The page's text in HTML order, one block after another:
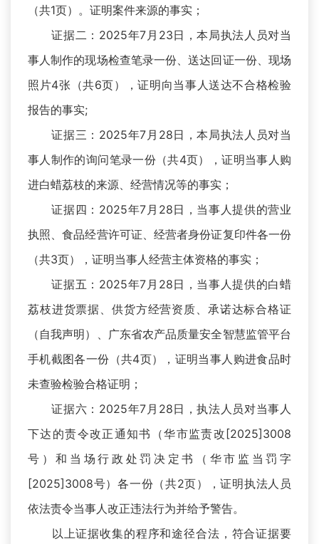
（共1页）。证明案件来源的事实；
证据二：2025年7月23日，本局执法人员对当
事人制作的现场检查笔录一份、送达回证一份、现场
照片4张（共6页），证明向当事人送达不合格检验
报告的事实;
证据三：2025年7月28日，本局执法人员对当
事人制作的询问笔录一份（共4页），证明当事人购
进白蜡荔枝的来源、经营情况等的事实；
证据四：2025年7月28日，当事人提供的营业
执照、食品经营许可证、经营者身份证复印件各一份
（共3页），证明当事人经营主体资格的事实；
证据五：2025年7月28日，当事人提供的白蜡
荔枝进货票据、供货方经营资质、承诺达标合格证
（自我声明）、广东省农产品质量安全智慧监管平台
手机截图各一份（共4页），证明当事人购进食品时
未查验检验合格证明；
证据六：2025年7月28日，执法人员对当事人
下达的责令改正通知书（华市监责改[2025]3008
号）和当场行政处罚决定书（华市监当罚字
[2025]3008号）各一份（共2页），证明执法人员
依法责令当事人改正违法行为并给予警告。
以上证据收集的程序和途径合法，符合证据要